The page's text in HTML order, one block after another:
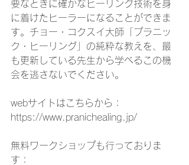
要なときに確かなヒーリング技術を身
に着けたヒーラーになることができま
す。チョー・コクスイ大師「プラニッ
ク・ヒーリング」の純粋な教えを、最
も更新している先生から学べるこの機
会を逃さないでください。
webサイトはこちらから：
https://www.pranichealing.jp/
無料ワークショップも行っておりま
す：